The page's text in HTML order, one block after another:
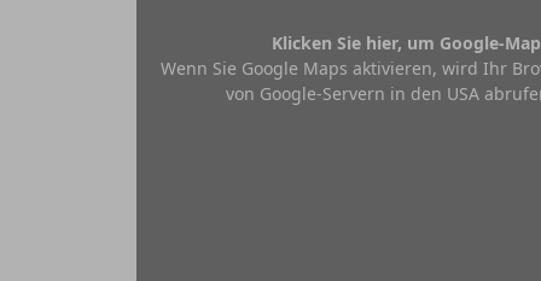
Klicken Sie hier, um Google-
Wenn Sie Google Maps aktivieren, wird Ihr
von Google-Servern in den USA